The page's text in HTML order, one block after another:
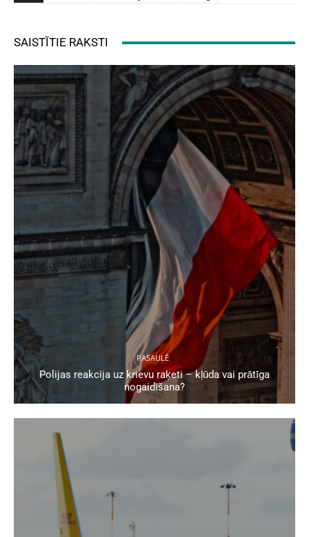
SAISTĪTIE RAKSTI
PASAULĒ
Polijas reakcija uz krievu raķeti – kļūda vai prātīga
nogaidīšana?